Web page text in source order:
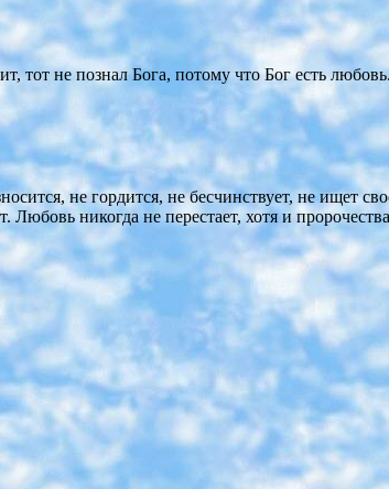
тот не познал Бога, потому что Бог есть
не гордится, не бесчинствует, не ищет
Любовь никогда не перестает, хотя и